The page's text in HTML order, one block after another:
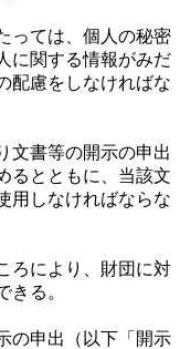
っては、個人の秘密
に関する情報がみだ
配慮をしなければな
書等の開示の申出
るとともに、当該文
用しなければならな
ろにより、財団に対
きる。
の申出（以下「開示